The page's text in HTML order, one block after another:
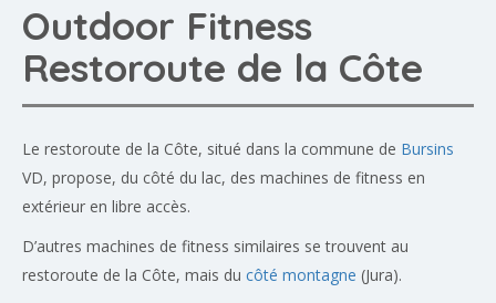
Outdoor Fitness
Restoroute de la Côte
Le restoroute de la Côte, situé dans la commune de Bursins
VD, propose, du côté du lac, des machines de fitness en
extérieur en libre accès.
D’autres machines de fitness similaires se trouvent au
restoroute de la Côte, mais du côté montagne (Jura).